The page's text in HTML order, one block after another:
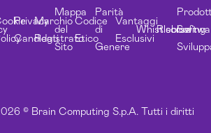
© Brain Computing S.p.A. Tutti i diritti
Privacy
Candidati
Marchio
Registrato
Mappa
del
Sito
Codice
Etico
Parità
di
Genere
Vantaggi
Esclusivi
Whistleblowing
Risorse